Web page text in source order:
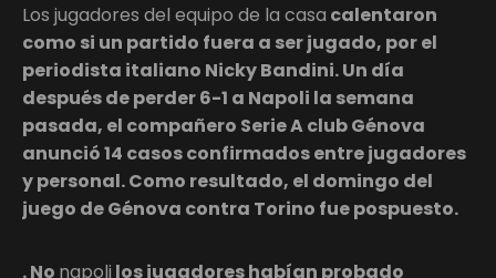
Los jugadores del equipo de la casa calentaron
como si un partido fuera a ser jugado, por el
periodista italiano Nicky Bandini. Un día
después de perder 6-1 a Napoli la semana
pasada, el compañero Serie A club Génova
anunció 14 casos confirmados entre jugadores
y personal. Como resultado, el domingo del
juego de Génova contra Torino fue pospuesto.
. No napoli los jugadores habían probado